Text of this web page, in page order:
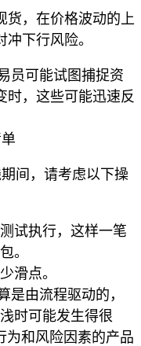
货，在价格波动的上
下行风险。
员可能试图捕捉资
时，这些可能迅速反
间，请考虑以下操
试执行，这样一笔
。
滑点。
由流程驱动的，
时可能发生得很
为和风险因素的产品